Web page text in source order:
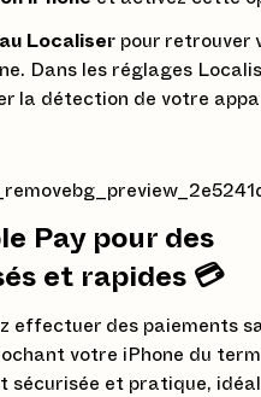
Localiser pour retrouver
Dans les réglages
la détection de votre
Pay pour des
et rapides 💳
effectuer des paiements
votre iPhone du
sécurisée et pratique,